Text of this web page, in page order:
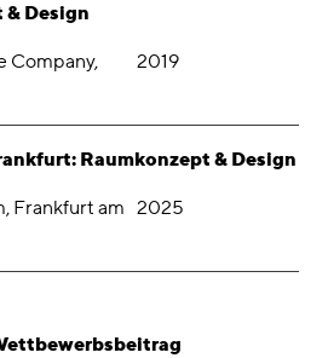
Design
Company,
2019
Raumkonzept & Design
Frankfurt am 2025